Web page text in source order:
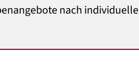
nach